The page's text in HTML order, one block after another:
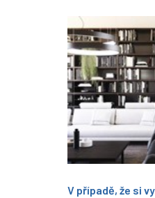
V případě, že si